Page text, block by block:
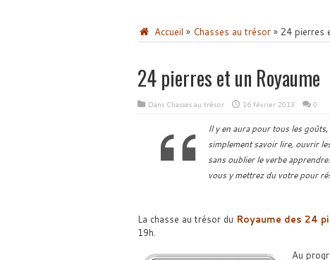
Accueil » Chasses au trésor » 24 pierres
24 pierres et un Royaume
Dans Chasses au trésor 16 février 2013 0
Il y en aura pour tous les
simplement savoir lire, ouvrir
sans oublier le verbe
vous y mettrez du votre pour
La chasse au trésor du Royaume des 24
19h.
Au